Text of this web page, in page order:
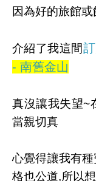
因為好的旅館
介紹了我這間
- 南舊金山
真沒讓我失望~
當親切真
心覺得讓我有
格也公道,所以